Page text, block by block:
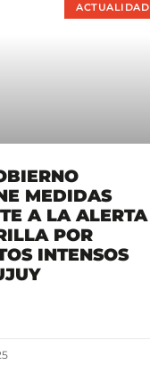
ACTUALIDAD
MEDIDAS
A LA ALERTA
POR
INTENSOS